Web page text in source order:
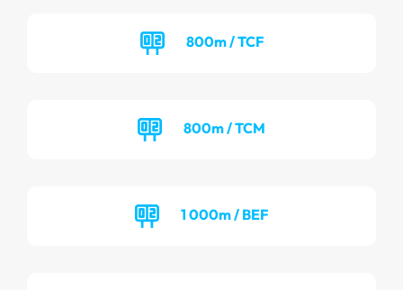
800m / TCF
800m / TCM
1 000m / BEF